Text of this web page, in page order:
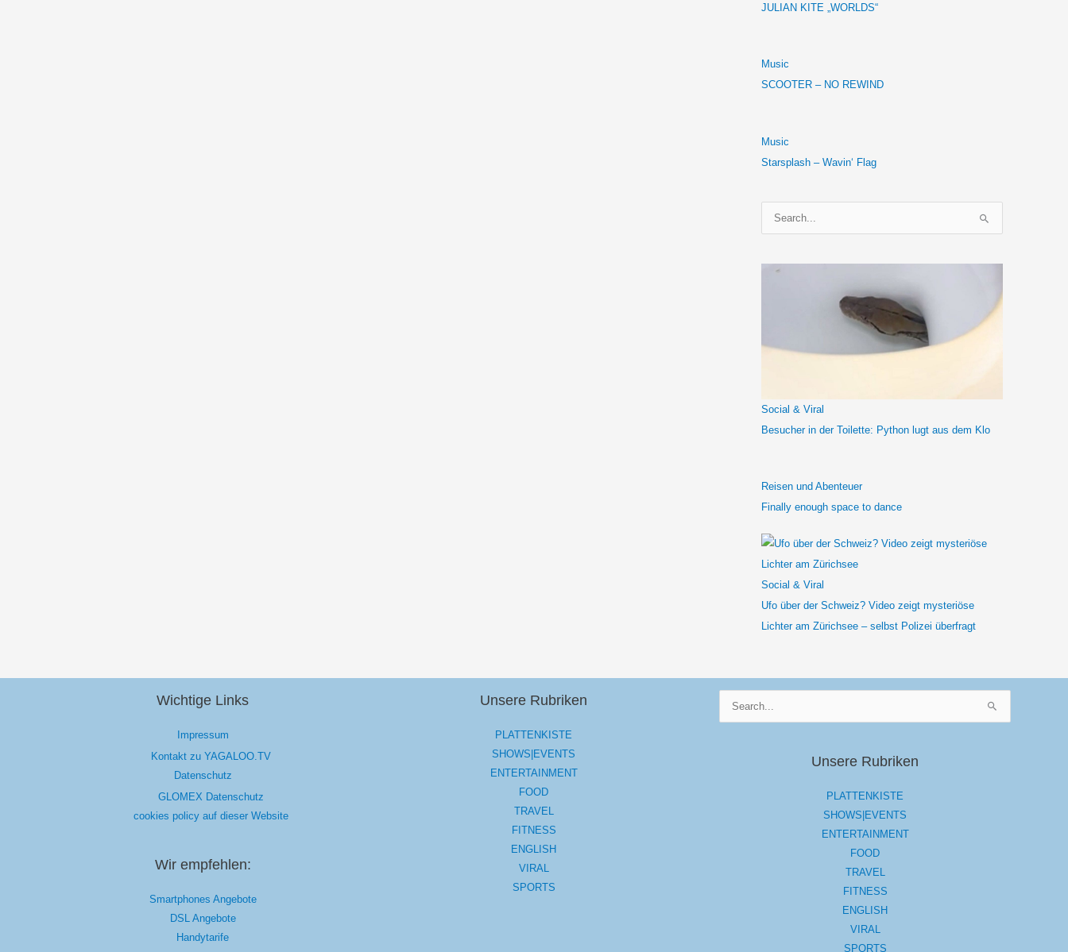
JULIAN KITE „WORLDS“
Music
SCOOTER – NO REWIND
Music
Starsplash – Wavin‘ Flag
u
h
Social & Viral
Besucher in der Toilette: Python lugt aus dem Klo
Reisen und Abenteuer
Finally enough space to dance
Social & Viral
Ufo über der Schweiz? Video zeigt mysteriöse
Lichter am Zürichsee – selbst Polizei überfragt
Wichtige Links
Impressum
Kontakt zu YAGALOO.TV
Datenschutz
GLOMEX Datenschutz
cookies policy auf dieser Website
Wir empfehlen:
Smartphones Angebote
DSL Angebote
Handytarife
Unsere Rubriken
PLATTENKISTE
SHOWS|EVENTS
ENTERTAINMENT
FOOD
TRAVEL
FITNESS
ENGLISH
VIRAL
SPORTS
Unsere Rubriken
PLATTENKISTE
SHOWS|EVENTS
ENTERTAINMENT
FOOD
TRAVEL
FITNESS
ENGLISH
VIRAL
SPORTS